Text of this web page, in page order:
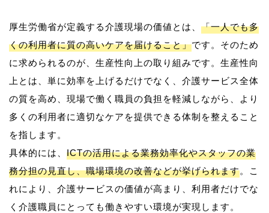
厚生労働省が定義する介護現場の価値とは、 「一人でも多
くの利用者に質の高いケアを届けること」です。そのため
に求められるのが、生産性向上の取り組みです。生産性向
上とは、単に効率を上げるだけでなく、介護サービス全体
の質を高め、現場で働く職員の負担を軽減しながら、より
多くの利用者に適切なケアを提供できる体制を整えること
を指します。
具体的には、 ICTの活用による業務効率化やスタッフの業
務分担の見直し、職場環境の改善などが挙げられます。こ
れにより、介護サービスの価値が高まり、利用者だけでな
く介護職員にとっても働きやすい環境が実現します。